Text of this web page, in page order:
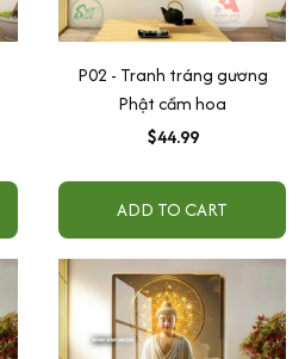
P02 - Tranh tráng gương
Phật cầm hoa
$44.99
ADD TO CART